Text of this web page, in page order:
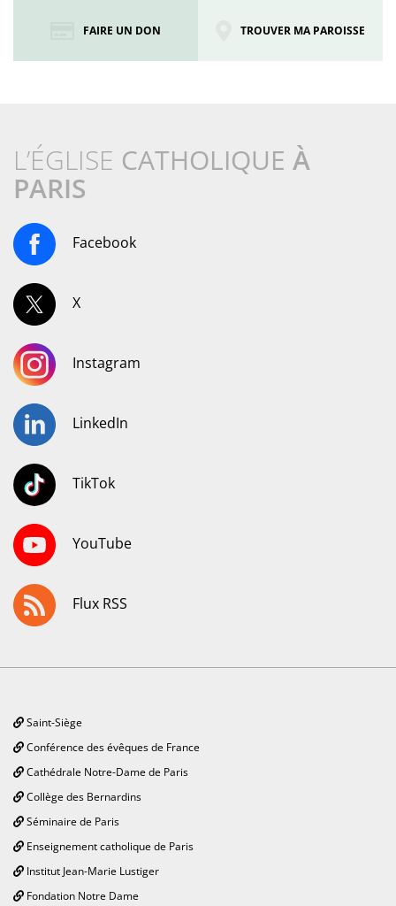
FAIRE UN DON TROUVER MA PAROISSE
L’ÉGLISE CATHOLIQUE À
PARIS
Facebook
X
Instagram
LinkedIn
TikTok
YouTube
Flux RSS
Saint-Siège
Conférence des évêques de France
Cathédrale Notre-Dame de Paris
Collège des Bernardins
Séminaire de Paris
Enseignement catholique de Paris
Institut Jean-Marie Lustiger
Fondation Notre Dame